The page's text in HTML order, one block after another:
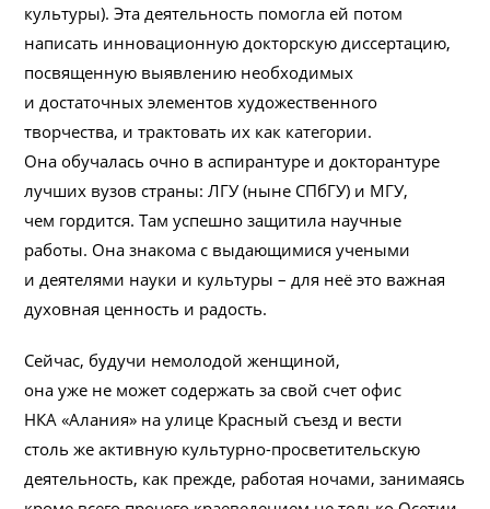
культуры). Эта деятельность помогла ей потом
написать инновационную докторскую диссертацию,
посвященную выявлению необходимых
и достаточных элементов художественного
творчества, и трактовать их как категории.
Она обучалась очно в аспирантуре и докторантуре
лучших вузов страны: ЛГУ (ныне СПбГУ) и МГУ,
чем гордится. Там успешно защитила научные
работы. Она знакома с выдающимися учеными
и деятелями науки и культуры – для неё это важная
духовная ценность и радость.
Сейчас, будучи немолодой женщиной,
она уже не может содержать за свой счет офис
НКА «Алания» на улице Красный съезд и вести
столь же активную культурно-просветительскую
деятельность, как прежде, работая ночами, занимаясь